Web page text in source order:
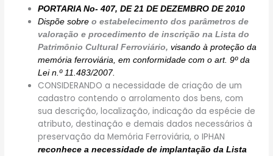
PORTARIA No- 407, DE 21 DE DEZEMBRO DE 2010
Dispõe sobreo estabelecimento dos parâmetros de
valoração e procedimento de inscrição na Lista do
Patrimônio Cultural Ferroviário, visando à proteção da
memória ferroviária, em conformidade com o art. 9º da
Lei n.º 11.483/2007.
CONSIDERANDO a necessidade de criação de um
cadastro contendo o arrolamento dos bens, com
sua descrição, localização, indicação da espécie de
atributo, destinação e demais dados necessários à
preservação da Memória Ferroviária, o IPHAN
reconhece a necessidade de implantação da Lista